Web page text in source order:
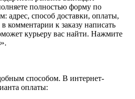
полностью форму по
адрес, способ доставки, оплаты,
комментарии к заказу написать
курьеру вас найти. Нажмите
способом. В интернет-
оплаты: